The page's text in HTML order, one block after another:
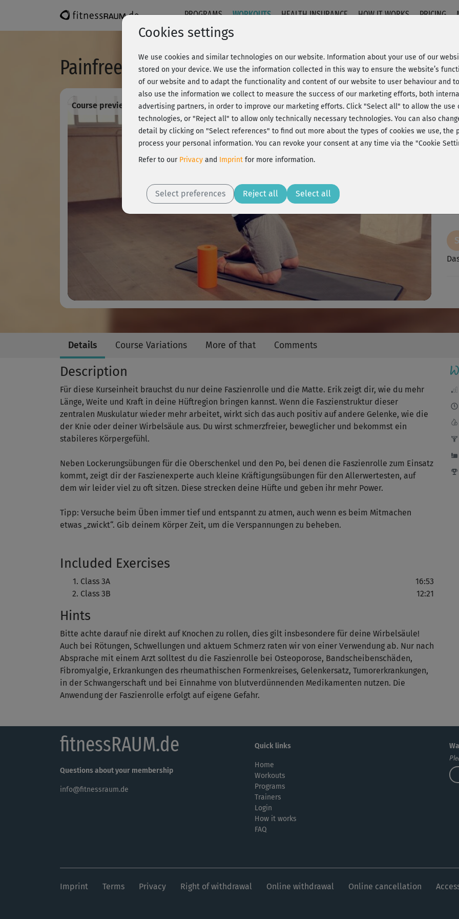
PROGRAMS WORKOUTS HEALTH INSURANCE HOW IT WORKS PRICING
Painfree Fascia® - Hüfte
Play
Video
Course preview - register and train all! 20% Rabatt + Wunsch-Goodie
C
S
S
S
C
Details Course Variations More of that Comments
Description
Für diese Kurseinheit brauchst du nur deine Faszienrolle und die Matte. Erik zeigt dir, wie du mehr
Länge, Weite und Kraft in deine Hüftregion bringen kannst. Wenn die Faszienstruktur dieser
zentralen Muskulatur wieder mehr arbeitet, wirkt sich das auch positiv auf andere Gelenke, wie die
der Knie oder deiner Wirbelsäule aus. Du wirst schmerzfreier, beweglicher und bekommst ein
stabileres Körpergefühl.
Neben Lockerungsübungen für die Oberschenkel und den Po, bei denen die Faszienrolle zum Einsatz
kommt, zeigt dir der Faszienexperte auch kleine Kräftigungsübungen für den Allerwertesten, auf
dem wir leider viel zu oft sitzen. Diese strecken deine Hüfte und geben ihr mehr Power.
Tipp: Versuche beim Üben immer tief und entspannt zu atmen, auch wenn es beim Mitmachen
etwas „zwickt“. Gib deinem Körper Zeit, um die Verspannungen zu beheben.
Included Exercises
Class 3A
16:53
Class 3B
12:21
Hints
Bitte achte darauf nie direkt auf Knochen zu rollen, dies gilt insbesondere für deine Wirbelsäule!
Auch bei Rötungen, Schwellungen und aktuem Schmerz raten wir von einer Verwendung ab. Nur nach
Absprache mit einem Arzt solltest du die Faszienrolle bei Osteoporose, Bandscheibenschäden,
Fibromyalgie, Erkrankungen des rheumathischen Formenkreises, Gelenkersatz, Tumorerkrankungen,
in der Schwangerschaft und bei Einnahme von blutverdünnenden Medikamenten nutzen. Die
Anwendung der Faszienrolle erfolgt auf eigene Gefahr.
fitnessRAUM.de
Questions about your membership
info@fitnessraum.de
Quick links
Home
Workouts
Programs
Trainers
Login
How it works
FAQ
Imprint Terms Privacy Right of withdrawal Online withdrawal Online cancellation
Cookies settings
We use cookies and similar technologies on our website. Information about your use of our
stored on your device. We use the information collected in this way to ensure the website’s
of our website and to adapt the functionality and content of our website to user behaviour and
also use the information we collect to measure the success of our marketing efforts, both
advertising partners, in order to improve our marketing efforts. Click "Select all" to allow the
technologies, or "Reject all" to allow only technically necessary technologies. You can also
detail by clicking on "Select references" to find out more about the types of cookies we use, the
process your personal information. You can revoke your consent at any time via the "Cookie
Refer to our Privacy and Imprint for more information.
Select preferences Reject all Select all